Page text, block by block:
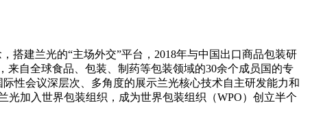
搭建兰光的“主场外交”平台，2018年与中国出口商品包装研
来自全球食品、包装、制药等包装领域的30余个成员国的专
性会议深层次、多角度的展示兰光核心技术自主研发能力和
光加入世界包装组织，成为世界包装组织（WPO）创立半个